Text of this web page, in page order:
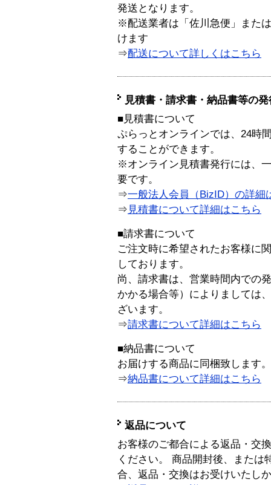
発送となります。
※配送業者は「佐川急便」また
けます
⇒配送について詳しくはこちら
見積書・請求書・納品書等の
■見積書について
ぷらっとオンラインでは、24時
することができます。
※オンライン見積書発行には、
要です。
⇒一般法人会員（BizID）の詳細
⇒ 見積書について詳細はこちら
■請求書について
ご注文時に希望されたお客様に
しております。
尚、請求書は、営業時間内での
かかる場合等）によりましては
ざいます。
⇒請求書について詳細はこちら
■納品書について
お届けする商品に同梱致します。
⇒納品書について詳細はこちら
返品について
お客様のご都合による返品・交
ください。 商品開封後、または
合、返品・交換はお受けいたし